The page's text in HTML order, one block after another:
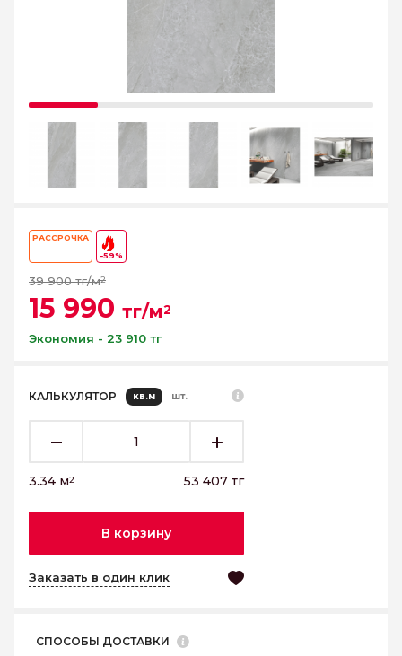
РАССРОЧКА
-59%
39 900 тг/м2
15 990 тг/м2
Экономия - 23 910 тг
КАЛЬКУЛЯТОР кв.м шт.
3.34 м2 53 407 тг
В корзину
Заказать в один клик
СПОСОБЫ ДОСТАВКИ